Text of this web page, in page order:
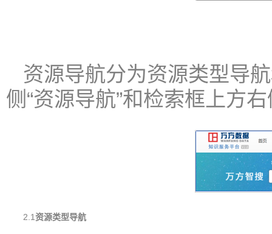
资源导航分为资源类型导
侧“资源导航”和检索框上方
2.1 资源类型导航